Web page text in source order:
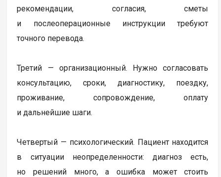
рекомендации, согласия, сметы
и послеоперационные инструкции требуют
точного перевода.
Третий — организационный. Нужно согласовать
консультацию, сроки, диагностику, поездку,
проживание, сопровождение, оплату
и дальнейшие шаги.
Четвертый — психологический. Пациент находится
в ситуации неопределенности: диагноз есть,
но решений много, а ошибка может стоить